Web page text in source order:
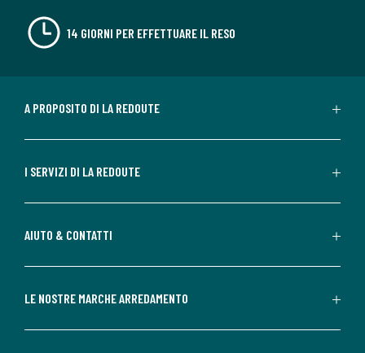
14 GIORNI PER EFFETTUARE IL RESO
A PROPOSITO DI LA REDOUTE
I SERVIZI DI LA REDOUTE
AIUTO & CONTATTI
LE NOSTRE MARCHE ARREDAMENTO